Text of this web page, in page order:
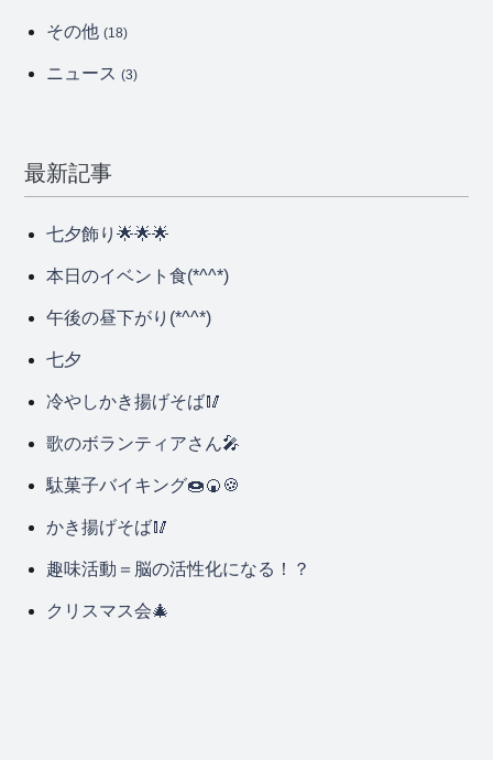
その他(18)
ニュース(3)
最新記事
七夕飾り🌟🌟🌟
本日のイベント食(*^^*)
午後の昼下がり(*^^*)
七夕
冷やしかき揚げそば🥢
歌のボランティアさん🎤
駄菓子バイキング🍩🍘🍪
かき揚げそば🥢
趣味活動＝脳の活性化になる！？
クリスマス会🎄